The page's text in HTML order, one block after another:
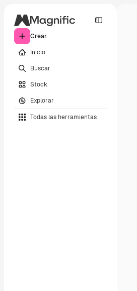
Crear
Inicio
Buscar
Stock
Explorar
Todas las herramientas